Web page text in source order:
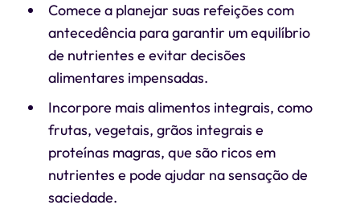
Comece a planejar suas refeições com
antecedência para garantir um equilíbrio
de nutrientes e evitar decisões
alimentares impensadas.
Incorpore mais alimentos integrais, como
frutas, vegetais, grãos integrais e
proteínas magras, que são ricos em
nutrientes e pode ajudar na sensação de
saciedade.